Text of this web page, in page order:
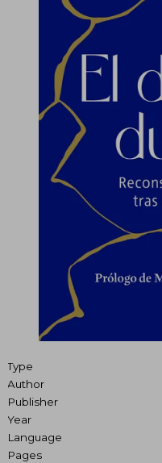
Type
Author
Publisher
Year
Language
Pages